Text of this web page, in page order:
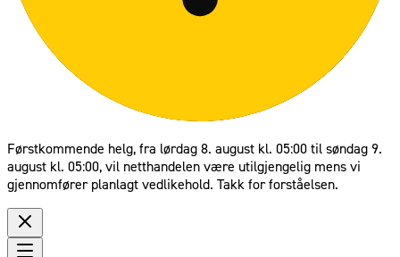
Førstkommende helg, fra lørdag 8. august kl. 05:00 til søndag 9.
august kl. 05:00, vil netthandelen være utilgjengelig mens vi
gjennomfører planlagt vedlikehold. Takk for forståelsen.